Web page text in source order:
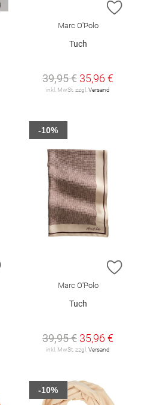
ZUR WUNSCHLISTE HINZUFÜGEN
ZUR
Marc O'Polo
Tuch
39,95 € 35,96 €
inkl. MwSt. zzgl. Versand
ZUR WUNSCHLISTE HINZUFÜGEN
ZUR
Marc O'Polo
Tuch
39,95 € 35,96 €
inkl. MwSt. zzgl. Versand
-10%
-10%